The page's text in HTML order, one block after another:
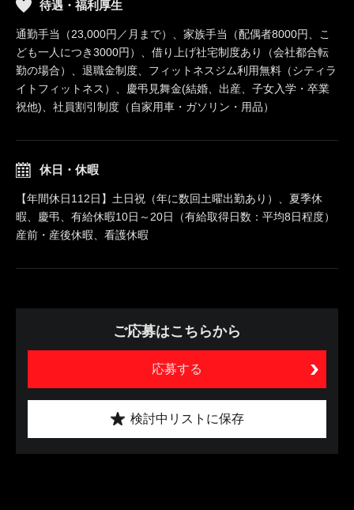
待遇・福利厚生
通勤手当（23,000円／月まで）、家族手当（配偶者8000円、こ
ども一人につき3000円）、借り上げ社宅制度あり（会社都合転
勤の場合）、退職金制度、フィットネスジム利用無料（シティラ
イトフィットネス）、慶弔見舞金(結婚、出産、子女入学・卒業
祝他)、社員割引制度（自家用車・ガソリン・用品）
休日・休暇
【年間休日112日】土日祝（年に数回土曜出勤あり）、夏季休
暇、慶弔、有給休暇10日～20日（有給取得日数：平均8日程度）
産前・産後休暇、看護休暇
ご応募はこちらから
応募する
検討中リストに保存